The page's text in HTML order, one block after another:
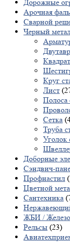
Дорожные
Арочная
Сварной
Черный
Квадрат
Круг
Лист
Полоса
Сетка
Труба
Уголок
Доборные
Сэндвич-
Профнастил
Цветной
Сантехника
ЖБИ /
Рельсы (23)